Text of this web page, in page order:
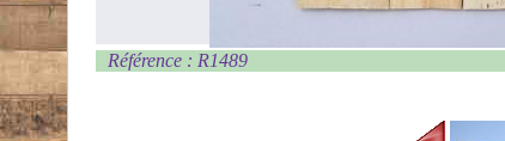
Référence : R1489